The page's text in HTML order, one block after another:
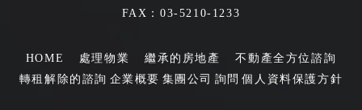
FAX：03-5210-1233
HOME 處理物業 繼承的房地產
不動產全方位諮詢
轉租解除的諮詢 企業概要 集團公司 詢問 個人資料保護方針